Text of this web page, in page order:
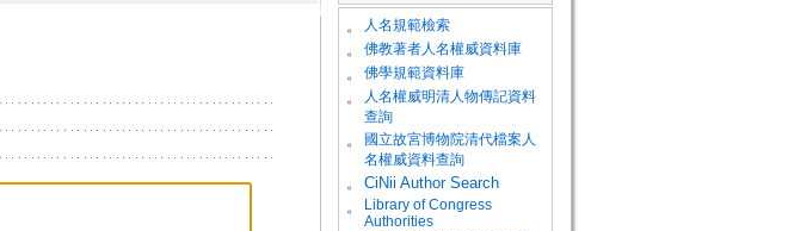
。 人名規範檢索
。 佛教著者人名權威資料庫
。 佛學規範資料庫
。
人名權威明清人物傳記資料
查詢
。
國立故宮博物院清代檔案人
名權威資料查詢
。
CiNii Author Search
。
Library of Congress
Authorities